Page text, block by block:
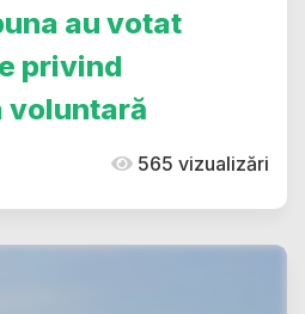
au votat
privind
voluntară
565 vizualizări